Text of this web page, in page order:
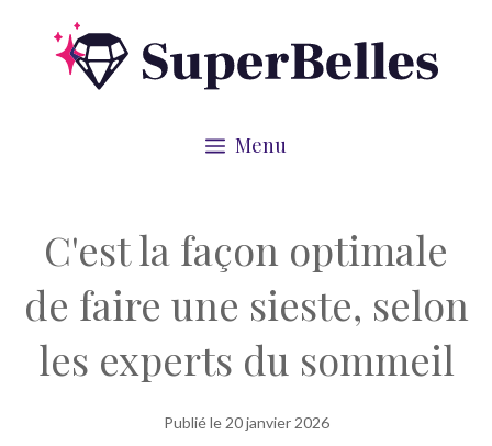
Menu
C'est la façon optimale
de faire une sieste, selon
les experts du sommeil
Publié le 20 janvier 2026